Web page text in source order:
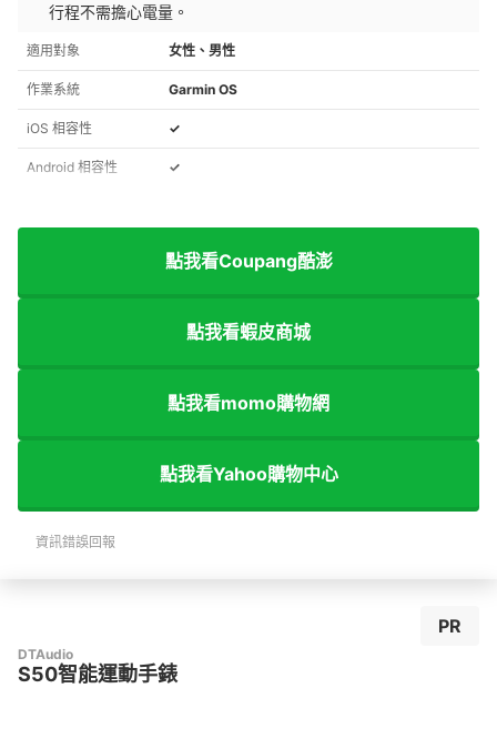
行程不需擔心電量。
適用對象 女性、男性
作業系統 Garmin OS
iOS 相容性 ✓
Android 相容性 ✓
點我看Coupang酷澎
點我看蝦皮商城
點我看momo購物網
點我看Yahoo購物中心
資訊錯誤回報
PR
DTAudio
S50智能運動手錶